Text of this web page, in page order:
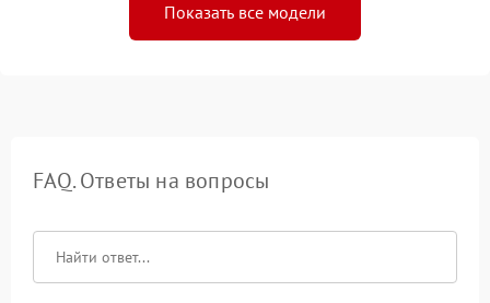
Показать все модели
FAQ. Ответы на вопросы